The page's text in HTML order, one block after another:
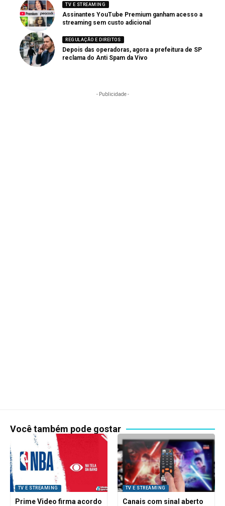
TV E STREAMING
Assinantes YouTube Premium ganham acesso a
streaming sem custo adicional
REGULAÇÃO E DIREITOS
Depois das operadoras, agora a prefeitura de SP
reclama do Anti Spam da Vivo
- Publicidade -
Você também pode gostar
TV E STREAMING
Prime Video firma acordo
TV E STREAMING
Canais com sinal aberto